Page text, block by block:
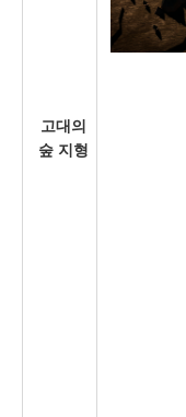
고대의
숲 지형